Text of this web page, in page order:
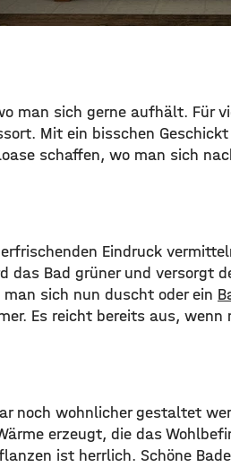
man sich gerne aufhält. Für
Mit ein bisschen
schaffen, wo man sich
Eindruck
das Bad grüner und versorgt
sich nun duscht oder ein
Es reicht bereits aus, wenn
noch wohnlicher gestaltet
erzeugt, die das
ist herrlich. Schöne